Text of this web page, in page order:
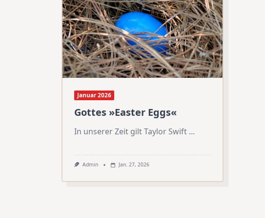
Januar 2026
Gottes »Easter Eggs«
In unserer Zeit gilt Taylor Swift ...
Admin Jan. 27, 2026